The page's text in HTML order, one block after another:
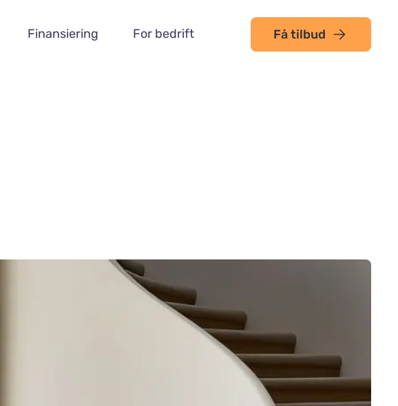
Finansiering For bedrift Få tilbud